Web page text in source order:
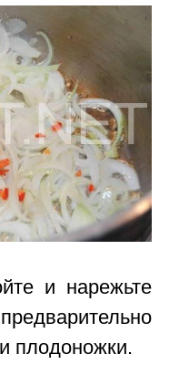
и нарежьте
плодоножки.